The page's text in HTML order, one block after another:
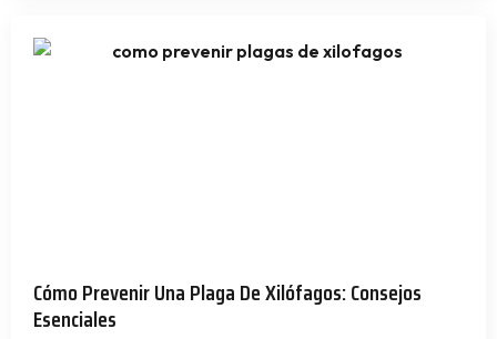
Cómo Prevenir Una Plaga De Xilófagos: Consejos
Esenciales